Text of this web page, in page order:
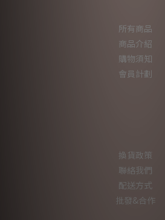
所有商品
商品介紹
購物須知
會員計劃
換貨政策
聯絡我們
配送方式
批發&合作